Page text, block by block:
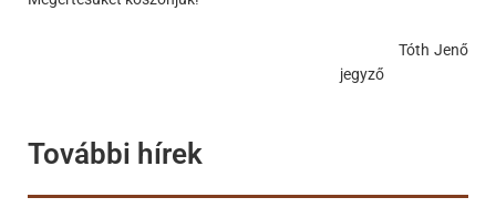
Tóth Jenő
jegyző
További hírek